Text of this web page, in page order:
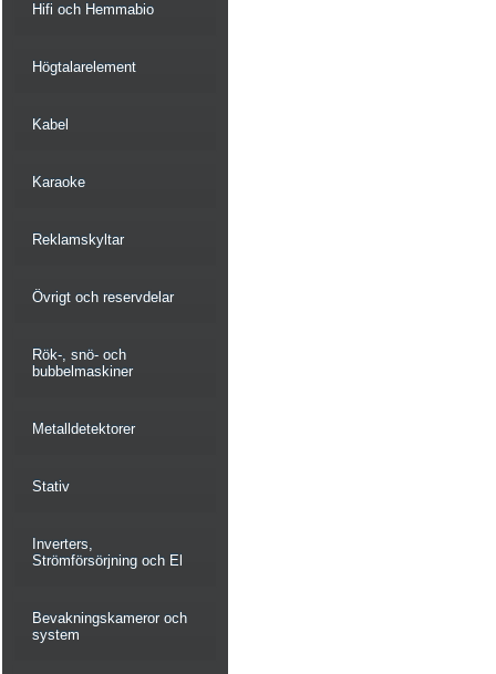
Hifi och Hemmabio
Högtalarelement
Kabel
Karaoke
Reklamskyltar
Övrigt och reservdelar
Rök-, snö- och
bubbelmaskiner
Metalldetektorer
Stativ
Inverters,
Strömförsörjning och El
Bevakningskameror och
system